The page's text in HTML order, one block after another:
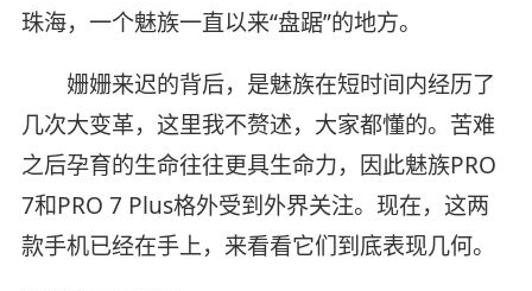
珠海，一个魅族一直以来“盘踞”的地方。
姗姗来迟的背后，是魅族在短时间内经历了
几次大变革，这里我不赘述，大家都懂的。苦难
之后孕育的生命往往更具生命力，因此魅族PRO
7和PRO 7 Plus格外受到外界关注。现在，这两
款手机已经在手上，来看看它们到底表现几何。